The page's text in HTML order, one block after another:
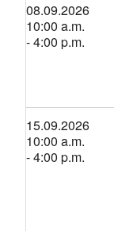
08.09.2026
10:00 a.m.
- 4:00 p.m.
15.09.2026
10:00 a.m.
- 4:00 p.m.